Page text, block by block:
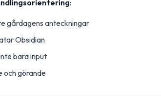
:
gårdagens anteckningar
Obsidian
bara input
och görande